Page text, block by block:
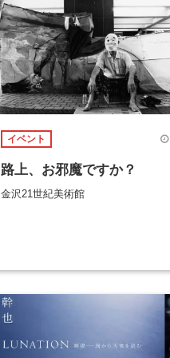
イベント
路上、お邪魔ですか？
金沢21世紀美術館